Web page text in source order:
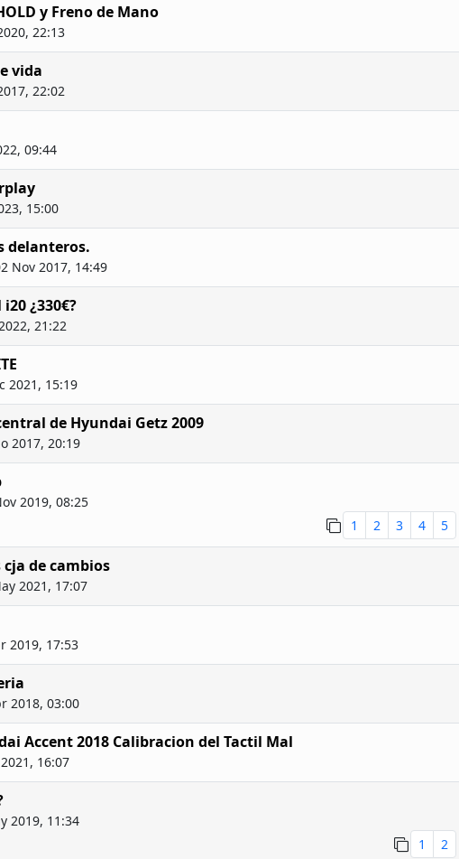
y Freno de Mano
22:13
vida
22:02
09:44
15:00
delanteros.
Nov 2017, 14:49
¿330€?
21:22
2021, 15:19
de Hyundai Getz 2009
2017, 20:19
2019, 08:25
1
2 3 4 5
de cambios
2021, 17:07
2019, 17:53
2018, 03:00
Accent 2018 Calibracion del Tactil Mal
16:07
2019, 11:34
1
2